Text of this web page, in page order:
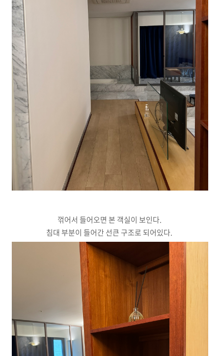
꺾어서 들어오면 본 객실이 보인다.
침대 부분이 들어간 선큰 구조로 되어있다.